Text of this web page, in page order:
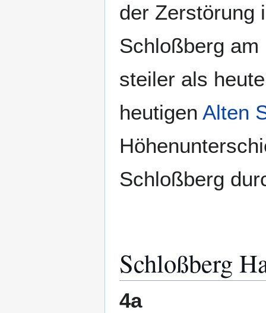
der Zerstörung
Schloßberg am
steiler als
heutigen Alten
Schloßberg
Schloßberg
4a